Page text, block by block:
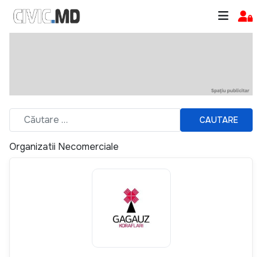
CAUTARE
Organizatii Necomerciale